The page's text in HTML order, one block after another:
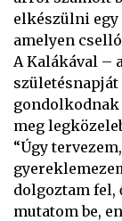
elkészülni egy
amelyen
A Kalákával –
meg
“Úgy
dolgoztam fel,
mutatom be,